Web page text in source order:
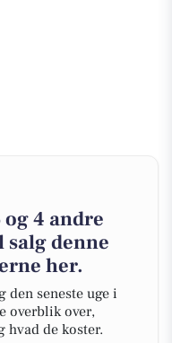
4 andre
denne
her.
den seneste uge i
overblik over,
hvad de koster.